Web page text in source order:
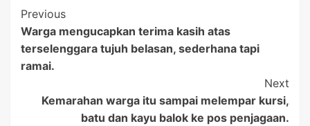
Post
Navigation
Previous
Warga mengucapkan terima kasih atas
terselenggara tujuh belasan, sederhana tapi
ramai.
Next
Kemarahan warga itu sampai melempar kursi,
batu dan kayu balok ke pos penjagaan.